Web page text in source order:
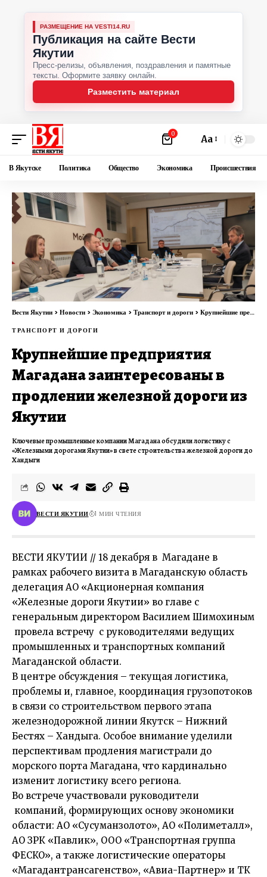
РАЗМЕЩЕНИЕ НА VESTI14.RU
Публикация на сайте Вести
Якутии
Пресс-релизы, объявления, поздравления и памятные
тексты. Оформите заявку онлайн.
Разместить материал
0 Аа
В Якутске Политика Общество Экономика Происшествия
Вести Якутии >Новости >Экономика >Транспорт и дороги >Крупнейшие предприятия Магадана заинтересованы в продлении железной дороги из Якутии
ТРАНСПОРТ И ДОРОГИ
Крупнейшие предприятия
Магадана заинтересованы в
продлении железной дороги из
Якутии
Ключевые промышленные компании Магадана обсудили логистику с
«Железными дорогами Якутии» в свете строительства железной дороги до
Хандыги
ВЕСТИ ЯКУТИИ 1 МИН ЧТЕНИЯ
ВЕСТИ ЯКУТИИ // 18 декабря в Магадане в
рамках рабочего визита в Магаданскую область
делегация АО «Акционерная компания
«Железные дороги Якутии» во главе с
генеральным директором Василием Шимохиным
провела встречу с руководителями ведущих
промышленных и транспортных компаний
Магаданской области.
В центре обсуждения – текущая логистика,
проблемы и, главное, координация грузопотоков
в связи со строительством первого этапа
железнодорожной линии Якутск – Нижний
Бестях – Хандыга. Особое внимание уделили
перспективам продления магистрали до
морского порта Магадана, что кардинально
изменит логистику всего региона.
Во встрече участвовали руководители
компаний, формирующих основу экономики
области: АО «Сусуманзолото», АО «Полиметалл»,
АО ЗРК «Павлик», ООО «Транспортная группа
ФЕСКО», а также логистические операторы
«Магадантрансагенство», «Авиа-Партнер» и ТК